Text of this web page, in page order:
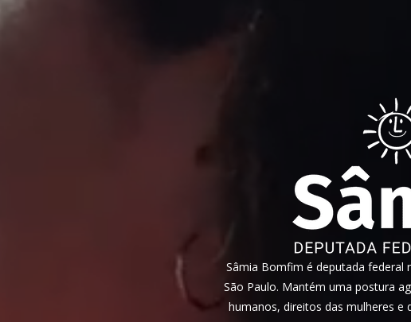
Sâmia Bomfim é deputada federal
São Paulo. Mantém uma postura
humanos, direitos das mulheres e